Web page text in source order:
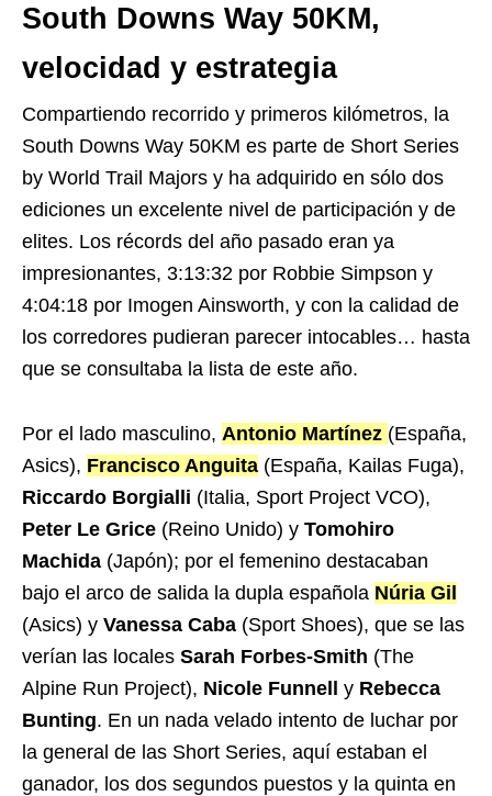
South Downs Way 50KM,
velocidad y estrategia
Compartiendo recorrido y primeros kilómetros, la
South Downs Way 50KM es parte de Short Series
by World Trail Majors y ha adquirido en sólo dos
ediciones un excelente nivel de participación y de
elites. Los récords del año pasado eran ya
impresionantes, 3:13:32 por Robbie Simpson y
4:04:18 por Imogen Ainsworth, y con la calidad de
los corredores pudieran parecer intocables… hasta
que se consultaba la lista de este año.
Por el lado masculino, Antonio Martínez (España,
Asics), Francisco Anguita (España, Kailas Fuga),
Riccardo Borgialli (Italia, Sport Project VCO),
Peter Le Grice (Reino Unido) y Tomohiro
Machida (Japón); por el femenino destacaban
bajo el arco de salida la dupla española Núria Gil
(Asics) y Vanessa Caba (Sport Shoes), que se las
verían las locales Sarah Forbes-Smith (The
Alpine Run Project), Nicole Funnell y Rebecca
Bunting. En un nada velado intento de luchar por
la general de las Short Series, aquí estaban el
ganador, los dos segundos puestos y la quinta en